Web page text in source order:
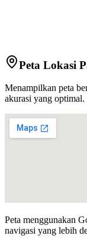
Peta Lokasi
Menampilkan peta
akurasi yang optimal.
Peta menggunakan
navigasi yang lebih